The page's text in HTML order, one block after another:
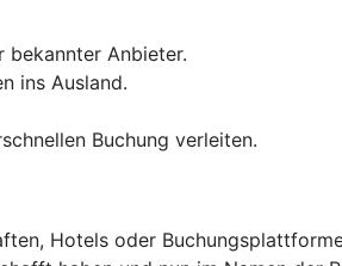
bekannter Anbieter.
ins Ausland.
Buchung verleiten.
Hotels oder